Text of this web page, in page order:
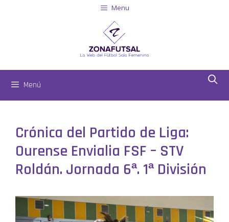
Menu
Menú
Crónica del Partido de Liga:
Ourense Envialia FSF – STV
Roldán. Jornada 6ª. 1ª División